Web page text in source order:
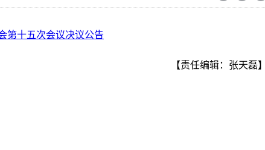
第十五次会议决议公告
【责任编辑：张天磊】